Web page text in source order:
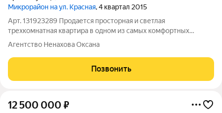
Микрорайон на ул. Красная, 4 квартал 2015
Арт. 131923289 Продается просторная и светлая
трехкомнатная квартира в одном из самых комфортных
районов Калининграда. Дом современный (2015 года
подойдет для большой семьи: 3 полноценные
Агентство Ненахова Оксана
Позвонить
12 500 000 ₽